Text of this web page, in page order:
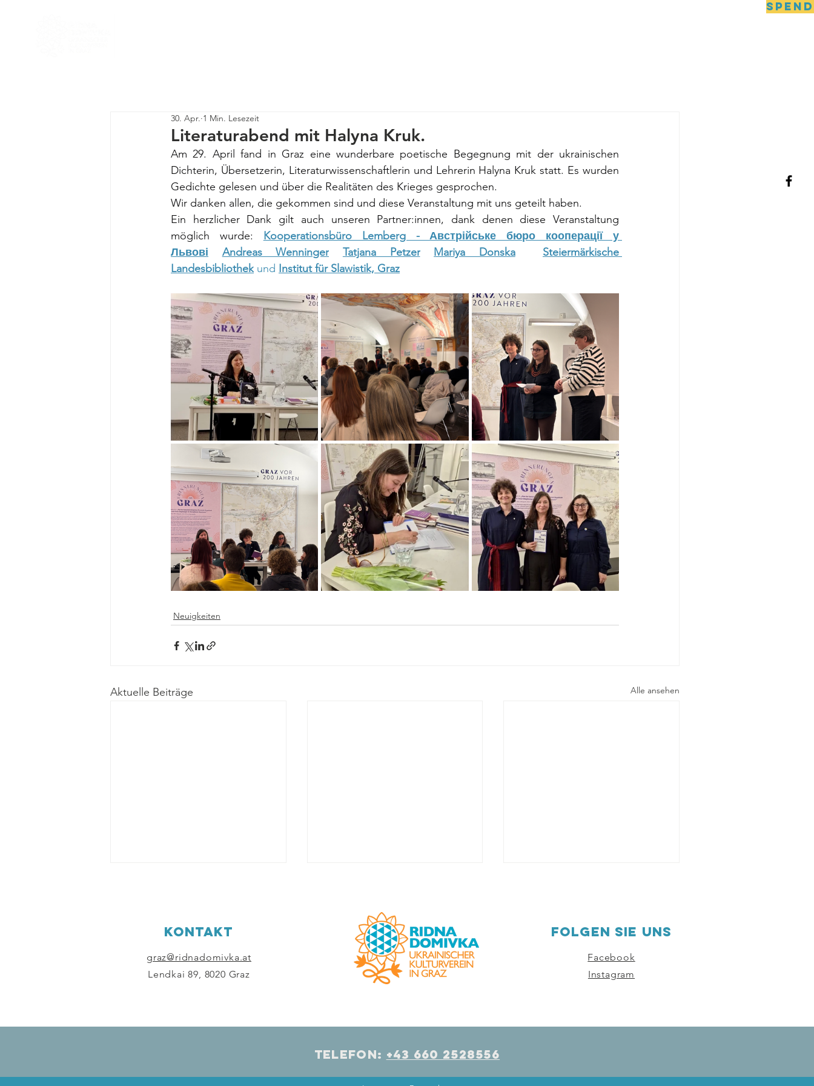
Literaturabend mit Halyna Kruk.
30. Apr. 1 Min. Lesezeit
Am 29. April fand in Graz eine wunderbare poetische Begegnung mit der ukrainischen
Dichterin, Übersetzerin, Literaturwissenschaftlerin und Lehrerin Halyna Kruk statt. Es wurden
Gedichte gelesen und über die Realitäten des Krieges gesprochen.
Wir danken allen, die gekommen sind und diese Veranstaltung mit uns geteilt haben.
Ein herzlicher Dank gilt auch unseren Partner:innen, dank denen diese Veranstaltung
möglich wurde:
Kooperationsbüro Lemberg - Австрійське бюро кооперації у
Львові
Andreas Wenninger Tatjana Petzer Mariya Donska
Steiermärkische
Landesbibliothek und Institut für Slawistik, Graz
Neuigkeiten
Aktuelle Beiträge Alle ansehen
Schuljahresende bei der
Benefizkonzert im Graz
Der Kurs "Deutsch
abgeschlossen.
KONTAKT
graz@ridnadomivka.at
Lendkai 89, 8020 Graz
Folgen sie uns
Facebook
Instagram
Telefon: +43 660 2528556